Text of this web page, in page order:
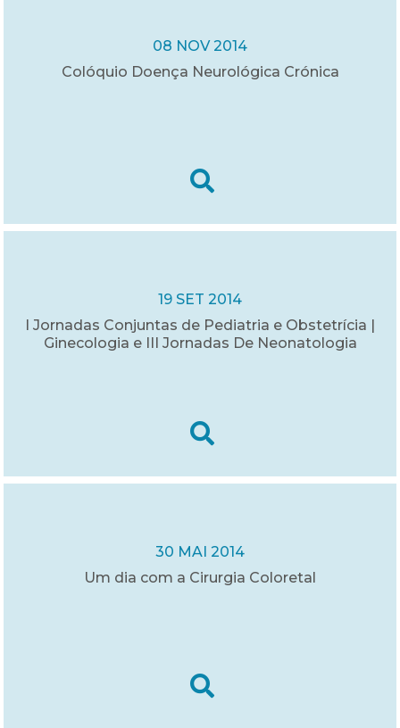
08 NOV 2014
Colóquio Doença Neurológica Crónica
19 SET 2014
I Jornadas Conjuntas de Pediatria e Obstetrícia |
Ginecologia e III Jornadas De Neonatologia
30 MAI 2014
Um dia com a Cirurgia Coloretal